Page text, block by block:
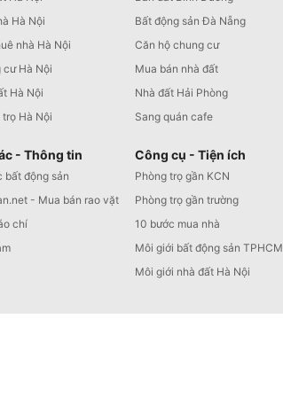
Hà Nội
nhà Hà Nội
cư Hà Nội
Hà Nội
trọ Hà Nội
Bất động sản Đà Nẵng
Căn hộ chung cư
Mua bán nhà đất
Nhà đất Hải Phòng
Sang quán cafe
- Thông tin
bất động sản
- Mua bán rao vặt
chí
Công cụ - Tiện ích
Phòng trọ gần KCN
Phòng trọ gần trường
10 bước mua nhà
Môi giới bất động sản TPHCM
Môi giới nhà đất Hà Nội